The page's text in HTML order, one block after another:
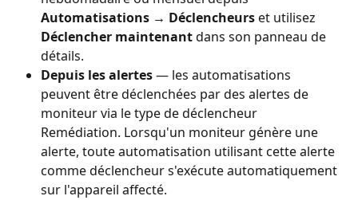
Automatisations → Déclencheurs et utilisez
Déclencher maintenant dans son panneau de
détails.
Depuis les alertes — les automatisations
peuvent être déclenchées par des alertes de
moniteur via le type de déclencheur
Remédiation. Lorsqu'un moniteur génère une
alerte, toute automatisation utilisant cette alerte
comme déclencheur s'exécute automatiquement
sur l'appareil affecté.